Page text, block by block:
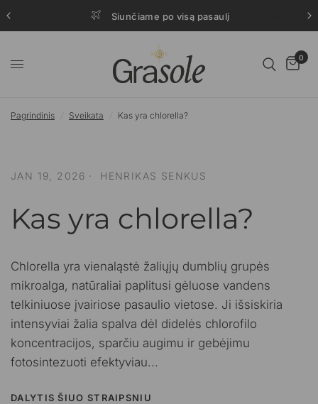
Siunčiame po visą pasaulį
0
Pagrindinis Sveikata Kas yra chlorella?
JAN 19, 2026 HENRIKAS SENKUS
Kas yra chlorella?
Chlorella yra vienaląstė žaliųjų dumblių grupės
mikroalga, natūraliai paplitusi gėluose vandens
telkiniuose įvairiose pasaulio vietose. Ji išsiskiria
intensyviai žalia spalva dėl didelės chlorofilo
koncentracijos, sparčiu augimu ir gebėjimu
fotosintezuoti efektyviau...
DALYTIS ŠIUO STRAIPSNIU